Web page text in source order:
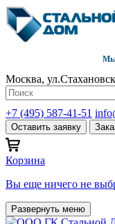
Мы
Москва,
+7 (495) 587-41-51
Оставить заявку
Корзина
Вы еще ничего не
Развернуть меню